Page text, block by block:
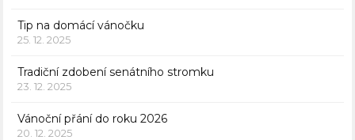
Tip na domácí vánočku
25. 12. 2025
Tradiční zdobení senátního stromku
23. 12. 2025
Vánoční přání do roku 2026
20. 12. 2025